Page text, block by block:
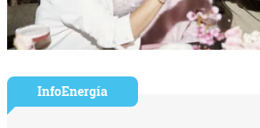
InfoEnergía